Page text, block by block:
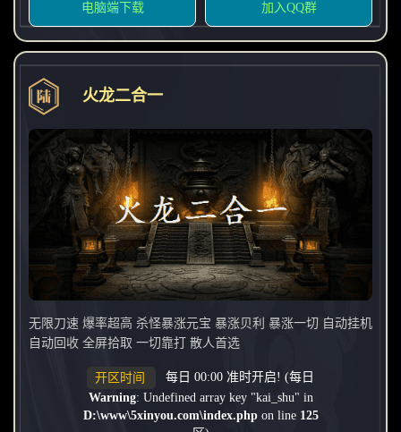
电脑端下载 加入QQ群
火龙二合一
无限刀速 爆率超高 杀怪暴涨元宝 暴涨贝利 暴涨一切 自动挂机
自动回收 全屏拾取 一切靠打 散人首选
开区时间
每日 00:00 准时开启! (每日
Warning: Undefined array key "kai_shu" in
D:\www\5xinyou.com\index.phpon line 125